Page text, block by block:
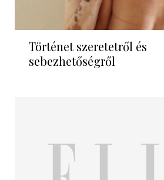
Történet szeretetről és
sebezhetőségről